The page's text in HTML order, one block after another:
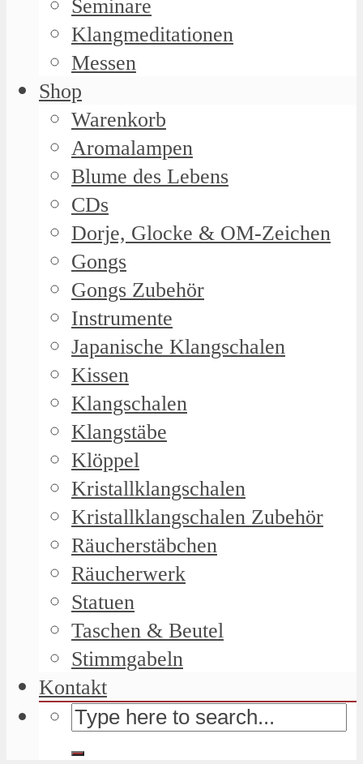
Seminare
Klangmeditationen
Messen
Shop
Warenkorb
Aromalampen
Blume des Lebens
CDs
Dorje, Glocke & OM-Zeichen
Gongs
Gongs Zubehör
Instrumente
Japanische Klangschalen
Kissen
Klangschalen
Klangstäbe
Klöppel
Kristallklangschalen
Kristallklangschalen Zubehör
Räucherstäbchen
Räucherwerk
Statuen
Taschen & Beutel
Stimmgabeln
Kontakt